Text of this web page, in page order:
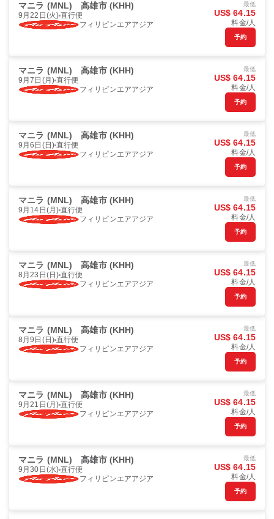
マニラ (MNL) 高雄市 (KHH)
9月22日(火) 直行便
フィリピンエアアジア
最低
US$ 64.15
料金/人
予約
マニラ (MNL) 高雄市 (KHH)
9月7日(月) 直行便
フィリピンエアアジア
最低
US$ 64.15
料金/人
予約
マニラ (MNL) 高雄市 (KHH)
9月6日(日) 直行便
フィリピンエアアジア
最低
US$ 64.15
料金/人
予約
マニラ (MNL) 高雄市 (KHH)
9月14日(月) 直行便
フィリピンエアアジア
最低
US$ 64.15
料金/人
予約
マニラ (MNL) 高雄市 (KHH)
8月23日(日) 直行便
フィリピンエアアジア
最低
US$ 64.15
料金/人
予約
マニラ (MNL) 高雄市 (KHH)
8月9日(日) 直行便
フィリピンエアアジア
最低
US$ 64.15
料金/人
予約
マニラ (MNL) 高雄市 (KHH)
9月21日(月) 直行便
フィリピンエアアジア
最低
US$ 64.15
料金/人
予約
マニラ (MNL) 高雄市 (KHH)
9月30日(水) 直行便
フィリピンエアアジア
最低
US$ 64.15
料金/人
予約